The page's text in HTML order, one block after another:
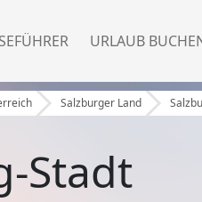
URLAUB
Salzburger Land
Stadt